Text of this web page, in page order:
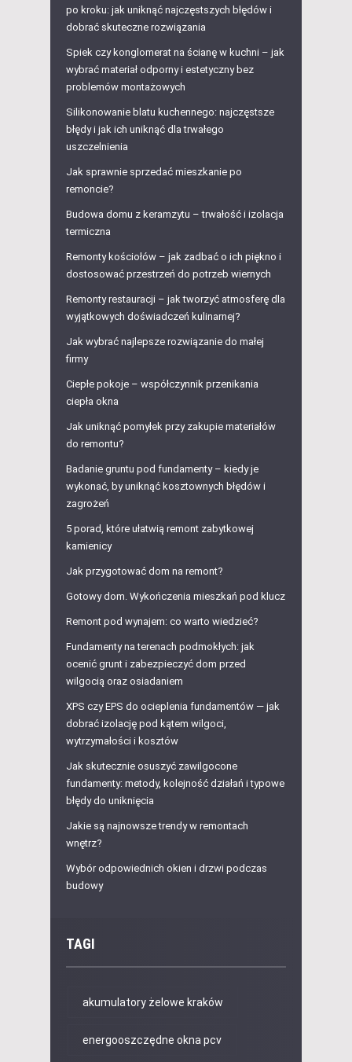
po kroku: jak uniknąć najczęstszych błędów i
dobrać skuteczne rozwiązania
Spiek czy konglomerat na ścianę w kuchni – jak
wybrać materiał odporny i estetyczny bez
problemów montażowych
Silikonowanie blatu kuchennego: najczęstsze
błędy i jak ich uniknąć dla trwałego
uszczelnienia
Jak sprawnie sprzedać mieszkanie po
remoncie?
Budowa domu z keramzytu – trwałość i izolacja
termiczna
Remonty kościołów – jak zadbać o ich piękno i
dostosować przestrzeń do potrzeb wiernych
Remonty restauracji – jak tworzyć atmosferę dla
wyjątkowych doświadczeń kulinarnej?
Jak wybrać najlepsze rozwiązanie do małej
firmy
Ciepłe pokoje – współczynnik przenikania
ciepła okna
Jak uniknąć pomyłek przy zakupie materiałów
do remontu?
Badanie gruntu pod fundamenty – kiedy je
wykonać, by uniknąć kosztownych błędów i
zagrożeń
5 porad, które ułatwią remont zabytkowej
kamienicy
Jak przygotować dom na remont?
Gotowy dom. Wykończenia mieszkań pod klucz
Remont pod wynajem: co warto wiedzieć?
Fundamenty na terenach podmokłych: jak
ocenić grunt i zabezpieczyć dom przed
wilgocią oraz osiadaniem
XPS czy EPS do ocieplenia fundamentów — jak
dobrać izolację pod kątem wilgoci,
wytrzymałości i kosztów
Jak skutecznie osuszyć zawilgocone
fundamenty: metody, kolejność działań i typowe
błędy do uniknięcia
Jakie są najnowsze trendy w remontach
wnętrz?
Wybór odpowiednich okien i drzwi podczas
budowy
TAGI
akumulatory żelowe kraków
energooszczędne okna pcv